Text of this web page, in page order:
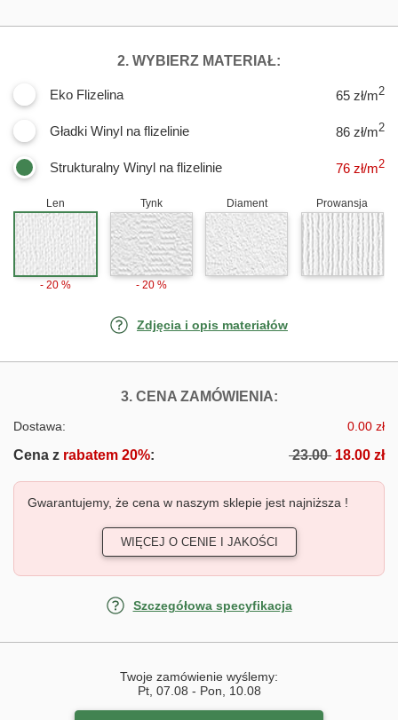
2. WYBIERZ MATERIAŁ:
Eko Flizelina 65 zł/m2
Gładki Winyl na flizelinie 86 zł/m2
Strukturalny Winyl na flizelinie 76 zł/m2
Len
- 20 %
Tynk
- 20 %
Diament Prowansja
Zdjęcia i opis materiałów
3. CENA ZAMÓWIENIA:FOTOTAPETY
Dostawa: 0.00 zł
Cena z rabatem 20%: 23.00 18.00 zł
Gwarantujemy, że cena w naszym sklepie jest najniższa !
WIĘCEJ O CENIE I JAKOŚCI
Szczegółowa specyfikacja
Twoje zamówienie wyślemy:
Pt, 07.08 - Pon, 10.08